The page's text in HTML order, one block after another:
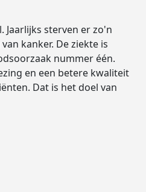
Jaarlijks sterven er zo'n
kanker. De ziekte is
nummer één.
en een betere kwaliteit
Dat is het doel van